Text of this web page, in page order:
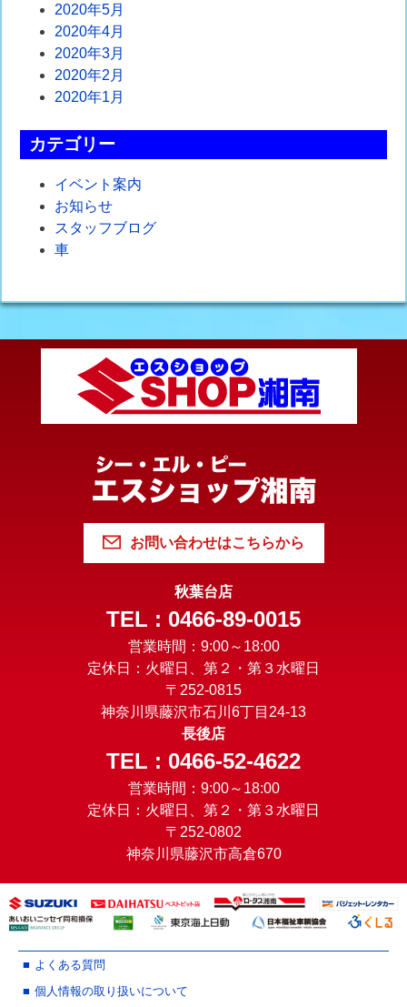
2020年5月
2020年4月
2020年3月
2020年2月
2020年1月
カテゴリー
イベント案内
お知らせ
スタッフブログ
車
お問い合わせはこちらから
秋葉台店
TEL : 0466-89-0015
営業時間：9:00～18:00
定休日：火曜日、第２・第３水曜日
〒252-0815
神奈川県藤沢市石川6丁目24-13
長後店
TEL : 0466-52-4622
営業時間：9:00～18:00
定休日：火曜日、第２・第３水曜日
〒252-0802
神奈川県藤沢市高倉670
よくある質問
個人情報の取り扱いについて